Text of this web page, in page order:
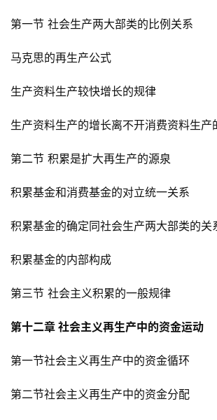
第一节 社会生产两大部类的比例关系
马克思的再生产公式
生产资料生产较快增长的规律
生产资料生产的增长离不开消费资料生产
第二节 积累是扩大再生产的源泉
积累基金和消费基金的对立统一关系
积累基金的确定同社会生产两大部类的关
积累基金的内部构成
第三节 社会主义积累的一般规律
第十二章 社会主义再生产中的资金运动
第一节社会主义再生产中的资金循环
第二节社会主义再生产中的资金分配